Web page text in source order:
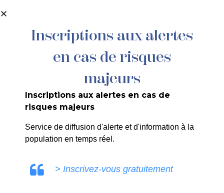
principal
Handball
Accueil >Agenda >Handball
Inscriptions aux alertes
en cas de risques
majeurs
Inscriptions aux alertes en cas de
risques majeurs
Service de diffusion d'alerte et d'information à la
population en temps réel.
> Inscrivez-vous gratuitement